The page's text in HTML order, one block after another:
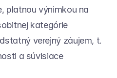
platnou výnimkou na
kategórie
verejný záujem, t.
a súvisiace